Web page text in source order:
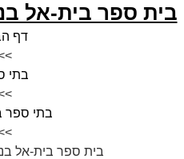
בית ספר בית-אל
דף
>>
בתי
>>
בתי ספר
>>
בית ספר בית-אל